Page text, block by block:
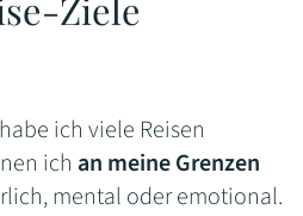
Ziele
ich viele Reisen
ich an meine Grenzen
mental oder emotional.